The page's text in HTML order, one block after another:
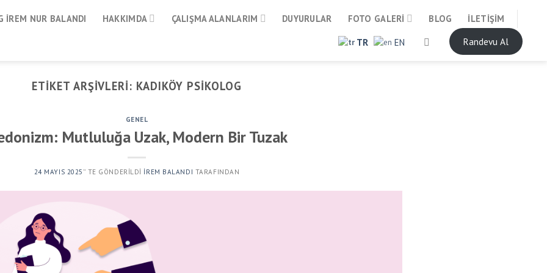
İREM NUR BALANDI HAKKIMDA ÇALIŞMA ALANLARIM DUYURULAR FOTO GALERI BLOG İLETIŞIM
TR EN Randevu Al
ETIKET ARŞIVLERI: KADIKÖY PSIKOLOG
GENEL
Mutluluğa Uzak, Modern Bir Tuzak
24 MAYIS 2025 ’' TE GÖNDERILDI İREM BALANDI TARAFINDAN